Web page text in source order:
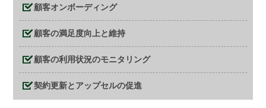
顧客オンボーディング
顧客の満足度向上と維持
顧客の利用状況のモニタリング
契約更新とアップセルの促進